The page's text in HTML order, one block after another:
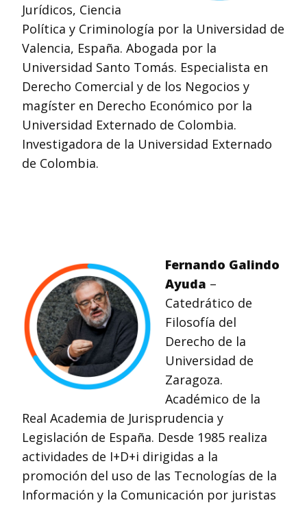
Jurídicos, Ciencia
Política y Criminología por la Universidad de
Valencia, España. Abogada por la
Universidad Santo Tomás. Especialista en
Derecho Comercial y de los Negocios y
magíster en Derecho Económico por la
Universidad Externado de Colombia.
Investigadora de la Universidad Externado
de Colombia.
Fernando Galindo
Ayuda –
Catedrático de
Filosofía del
Derecho de la
Universidad de
Zaragoza.
Académico de la
Real Academia de Jurisprudencia y
Legislación de España. Desde 1985 realiza
actividades de I+D+i dirigidas a la
promoción del uso de las Tecnologías de la
Información y la Comunicación por juristas